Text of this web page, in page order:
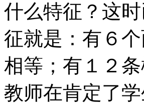
什么特征？这
征就是：有６
相等；有１２
教师在肯定了